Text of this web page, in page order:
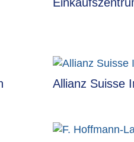
Allianz Suisse